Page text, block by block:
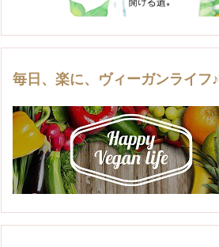
毎日、楽に、ヴィーガンライフ♪